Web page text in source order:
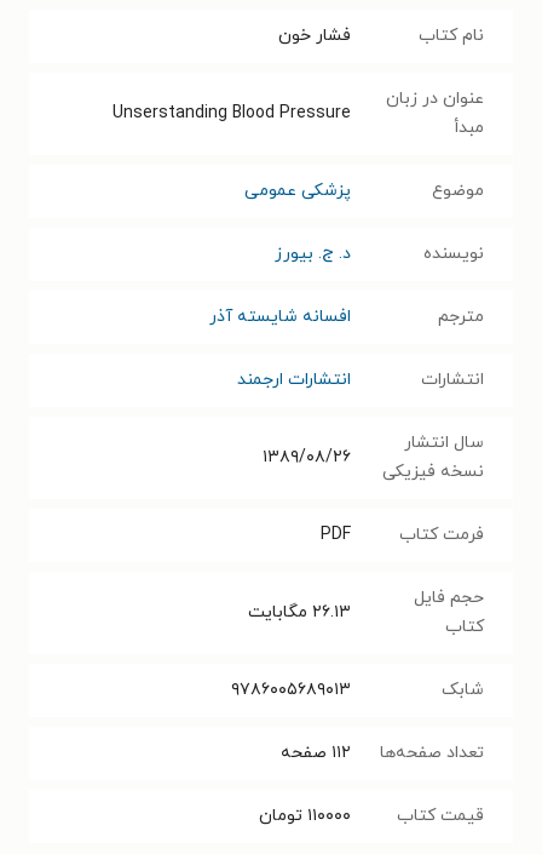
نام کتاب فشار خون
عنوان در زبان
مبدأ
Unserstanding Blood Pressure
موضوع پزشکی عمومی
نویسنده د. ج. بیورز
مترجم افسانه شایسته آذر
انتشارات انتشارات ارجمند
سال انتشار
نسخه فیزیکی
۱۳۸۹/۰۸/۲۶
فرمت کتاب PDF
حجم فایل
کتاب
۲۶.۱۳ مگابایت
شابک ۹۷۸۶۰۰۵۶۸۹۰۱۳
تعداد صفحه‌ها ۱۱۲ صفحه
قیمت کتاب ۱۱۰۰۰۰ تومان